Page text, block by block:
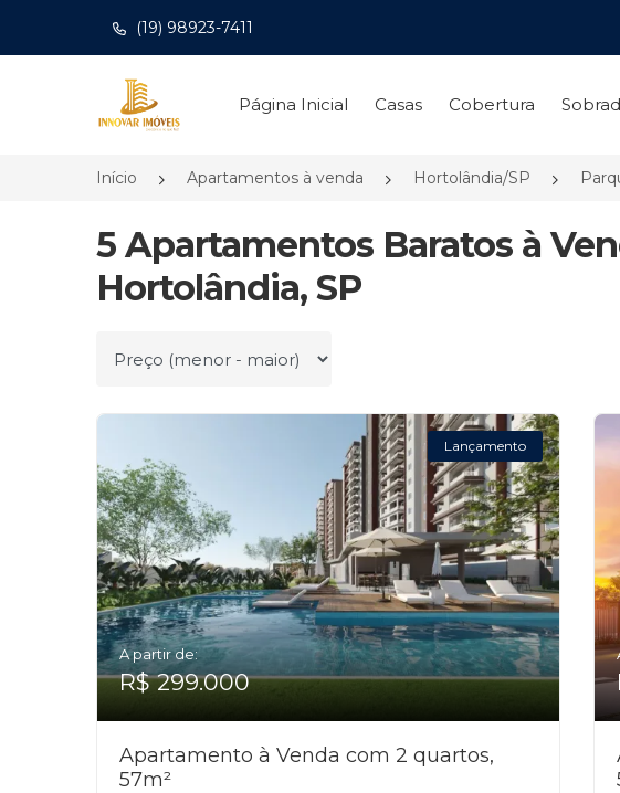
(19) 98923-7411
Página inicial
Página Inicial Casas Cobertura
Início Apartamentos à venda Hortolândia/SP
5 Apartamentos Baratos à
Hortolândia, SP
Ordenar por
Lançamento
A partir de:
R$ 299.000
Apartamento à Venda com 2 quartos,
57m²